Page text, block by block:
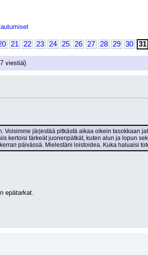
21 22 23 24 25 26 27 28 29 30 31
viestiä)
järjestää pitkästä aikaa oikein tasokkaan
kertoisi tärkeät juonenpätkät, kuten alun ja lopun
päivässä. Mielestäni loistoidea. Kuka haluaisi
epätarkat.